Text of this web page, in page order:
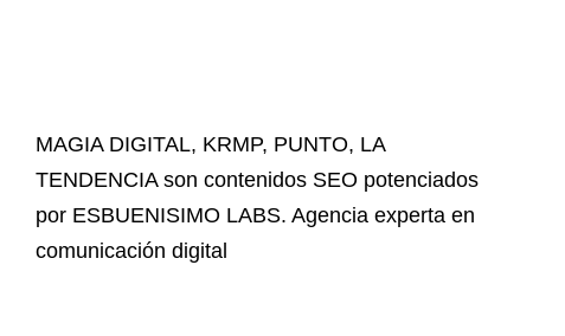
MAGIA DIGITAL, KRMP, PUNTO, LA
TENDENCIAson contenidos SEO potenciados
por ESBUENISIMO LABS. Agencia experta en
comunicación digital